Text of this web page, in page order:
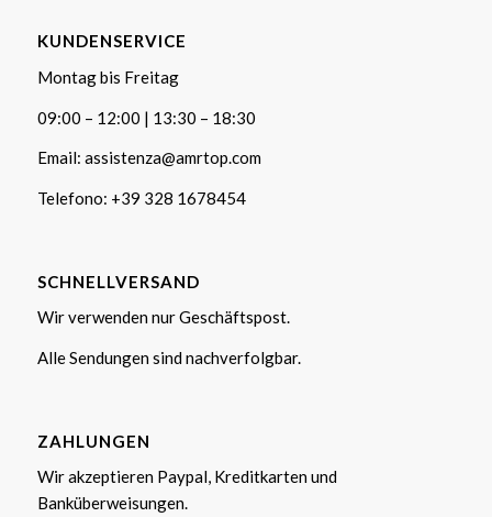
KUNDENSERVICE
Montag bis Freitag
09:00 – 12:00 | 13:30 – 18:30
Email: assistenza@amrtop.com
Telefono: +39 328 1678454
SCHNELLVERSAND
Wir verwenden nur Geschäftspost.
Alle Sendungen sind nachverfolgbar.
ZAHLUNGEN
Wir akzeptieren Paypal, Kreditkarten und
Banküberweisungen.